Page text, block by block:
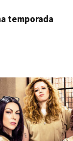
temporada